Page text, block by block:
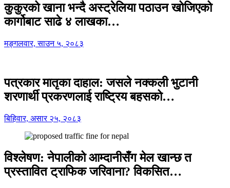
कुकुरको खाना भन्दै अस्ट्रेलिया पठाउन खोजिएको
कार्गोबाट साढे ४ लाखका…
मङ्गलवार, साउन ५, २०८३
पत्रकार मातृका दाहाल: जसले नक्कली भुटानी
शरणार्थी प्रकरणलाई राष्ट्रिय बहसको…
बिहिवार, असार २५, २०८३
विश्लेषण: नेपालीको आम्दानीसँग मेल खान्छ त
प्रस्तावित ट्राफिक जरिवाना? विकसित…